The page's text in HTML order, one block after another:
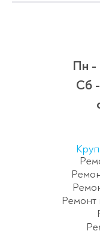
Пн -
Сб
Ремонт